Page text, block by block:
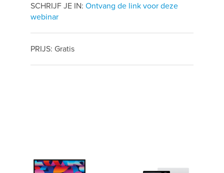
SCHRIJF JE IN: Ontvang de link voor deze
webinar
PRIJS: Gratis